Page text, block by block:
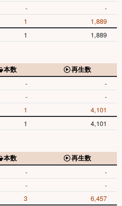
- -
1 1,889
1 1,889
本数
再生数
- -
- -
1 4,101
1 4,101
本数
再生数
- -
- -
3 6,457